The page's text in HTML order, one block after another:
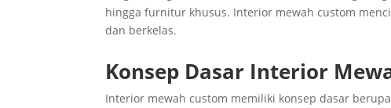
hingga furnitur khusus. Interior mewah custom
dan berkelas.
Konsep Dasar Interior
Interior mewah custom memiliki konsep dasar